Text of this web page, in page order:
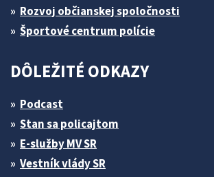
Rozvoj občianskej spoločnosti
Športové centrum polície
DÔLEŽITÉ ODKAZY
Podcast
Stan sa policajtom
E-služby MV SR
Vestník vlády SR